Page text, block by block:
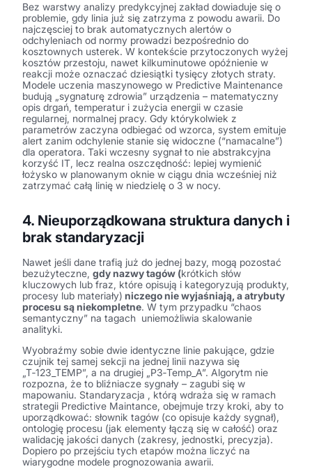
Bez warstwy analizy predykcyjnej zakład dowiaduje się o
problemie, gdy linia już się zatrzyma z powodu awarii. Do
najczęsciej to brak automatycznych alertów o
odchyleniach od normy prowadzi bezpośrednio do
kosztownych usterek. W kontekście przytoczonych wyżej
kosztów przestoju, nawet kilkuminutowe opóźnienie w
reakcji może oznaczać dziesiątki tysięcy złotych straty.
Modele uczenia maszynowego w Predictive Maintenance
budują „sygnaturę zdrowia” urządzenia – matematyczny
opis drgań, temperatur i zużycia energii w czasie
regularnej, normalnej pracy. Gdy którykolwiek z
parametrów zaczyna odbiegać od wzorca, system emituje
alert zanim odchylenie stanie się widoczne (“namacalne”)
dla operatora. Taki wczesny sygnał to nie abstrakcyjna
korzyść IT, lecz realna oszczędność: lepiej wymienić
łożysko w planowanym oknie w ciągu dnia wcześniej niż
zatrzymać całą linię w niedzielę o 3 w nocy.
4. Nieuporządkowana struktura danych i
brak standaryzacji
Nawet jeśli dane trafią już do jednej bazy, mogą pozostać
bezużyteczne, gdy nazwy tagów (krótkich słów
kluczowych lub fraz, które opisują i kategoryzują produkty,
procesy lub materiały) niczego nie wyjaśniają, a atrybuty
procesu są niekompletne. W tym przypadku “chaos
semantyczny” na tagach uniemożliwia skalowanie
analityki.
Wyobraźmy sobie dwie identyczne linie pakujące, gdzie
czujnik tej samej sekcji na jednej linii nazywa się
„T‑123_TEMP”, a na drugiej „P3‑Temp_A”. Algorytm nie
rozpozna, że to bliźniacze sygnały – zagubi się w
mapowaniu. Standaryzacja , którą wdraża się w ramach
strategii Predictive Maintance, obejmuje trzy kroki, aby to
uporządkować: słownik tagów (co opisuje każdy sygnał),
ontologię procesu (jak elementy łączą się w całość) oraz
walidację jakości danych (zakresy, jednostki, precyzja).
Dopiero po przejściu tych etapów można liczyć na
wiarygodne modele prognozowania awarii.